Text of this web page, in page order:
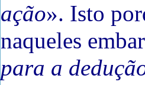
ação». Isto
naqueles
para a